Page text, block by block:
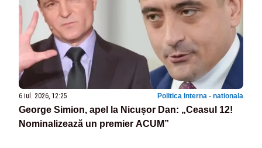
6 iul. 2026, 12:25 Politica Interna - nationala
George Simion, apel la Nicușor Dan: „Ceasul 12!
Nominalizează un premier ACUM”